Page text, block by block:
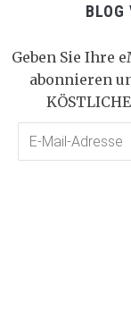
Geben Sie Ihre
abonnieren